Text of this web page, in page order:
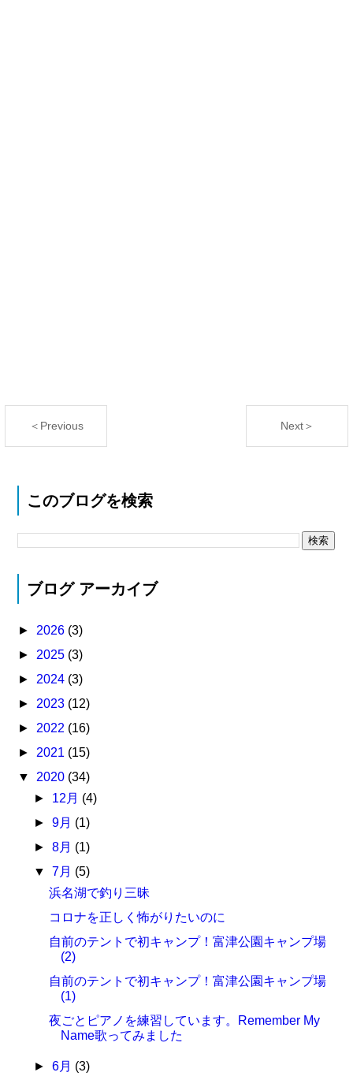
＜Previous Next＞
このブログを検索
ブログ アーカイブ
► 2026 (3)
► 2025 (3)
► 2024 (3)
► 2023 (12)
► 2022 (16)
► 2021 (15)
▼ 2020 (34)
► 12月 (4)
► 9月 (1)
► 8月 (1)
▼ 7月 (5)
浜名湖で釣り三昧
コロナを正しく怖がりたいのに
自前のテントで初キャンプ！富津公園キャンプ場
(2)
自前のテントで初キャンプ！富津公園キャンプ場
(1)
夜ごとピアノを練習しています。Remember My
Name歌ってみました
► 6月 (3)